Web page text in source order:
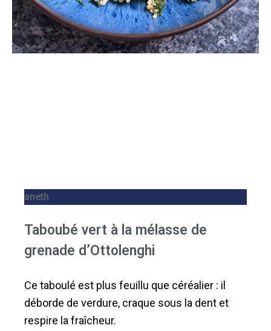
aneth
Taboubé vert à la mélasse de
grenade d’Ottolenghi
Ce taboulé est plus feuillu que céréalier : il
déborde de verdure, craque sous la dent et
respire la fraîcheur.